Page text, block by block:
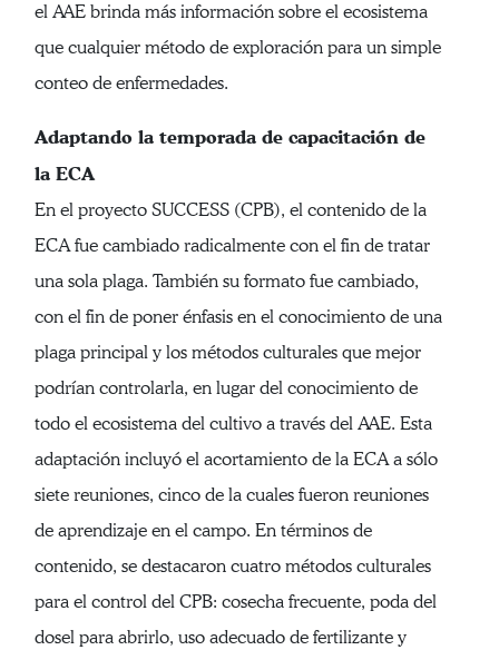
el AAE brinda más información sobre el ecosistema
que cualquier método de exploración para un simple
conteo de enfermedades.
Adaptando la temporada de capacitación de
la ECA
En el proyecto SUCCESS (CPB), el contenido de la
ECA fue cambiado radicalmente con el fin de tratar
una sola plaga. También su formato fue cambiado,
con el fin de poner énfasis en el conocimiento de una
plaga principal y los métodos culturales que mejor
podrían controlarla, en lugar del conocimiento de
todo el ecosistema del cultivo a través del AAE. Esta
adaptación incluyó el acortamiento de la ECA a sólo
siete reuniones, cinco de la cuales fueron reuniones
de aprendizaje en el campo. En términos de
contenido, se destacaron cuatro métodos culturales
para el control del CPB: cosecha frecuente, poda del
dosel para abrirlo, uso adecuado de fertilizante y